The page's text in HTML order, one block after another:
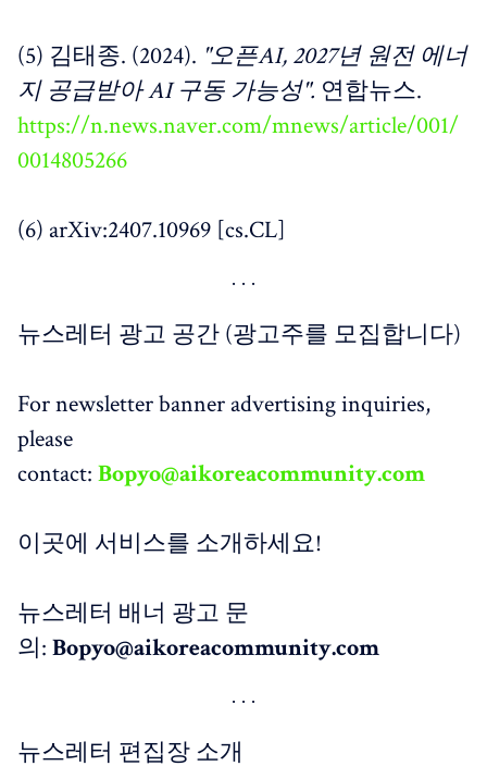
(5) 김태종. (2024). "오픈AI, 2027년 원전 에너
지 공급받아 AI 구동 가능성". 연합뉴스.
https://n.news.naver.com/mnews/article/001/
0014805266
(6) arXiv:2407.10969 [cs.CL]
뉴스레터 광고 공간 (광고주를 모집합니다)
For newsletter banner advertising inquiries,
please
contact: Bopyo@aikoreacommunity.com
이곳에 서비스를 소개하세요!
뉴스레터 배너 광고 문
의: Bopyo@aikoreacommunity.com
뉴스레터 편집장 소개